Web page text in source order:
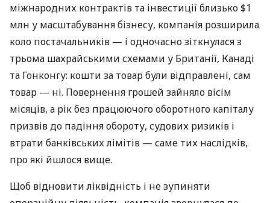
міжнародних контрактів та інвестиції близько $1
млн у масштабування бізнесу, компанія розширила
коло постачальників — і одночасно зіткнулася з
трьома шахрайськими схемами у Британії, Канаді
та Гонконгу: кошти за товар були відправлені, сам
товар — ні. Повернення грошей зайняло вісім
місяців, а рік без працюючого оборотного капіталу
призвів до падіння обороту, судових ризиків і
втрати банківських лімітів — саме тих наслідків,
про які йшлося вище.
Щоб відновити ліквідність і не зупиняти